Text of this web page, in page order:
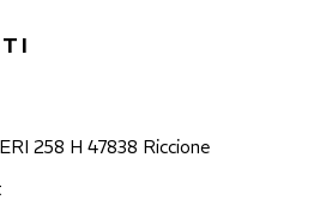
258 H 47838 Riccione